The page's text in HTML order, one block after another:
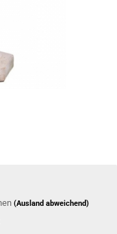
(Ausland abweichend)